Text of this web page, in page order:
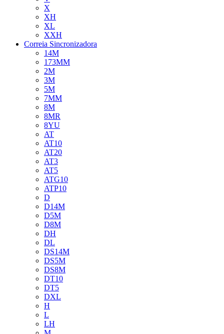
X
XH
XL
XXH
Correia Sincronizadora
14M
173MM
2M
3M
5M
7MM
8M
8MR
8YU
AT
AT10
AT20
AT3
AT5
ATG10
ATP10
D
D14M
D5M
D8M
DH
DL
DS14M
DS5M
DS8M
DT10
DT5
DXL
H
L
LH